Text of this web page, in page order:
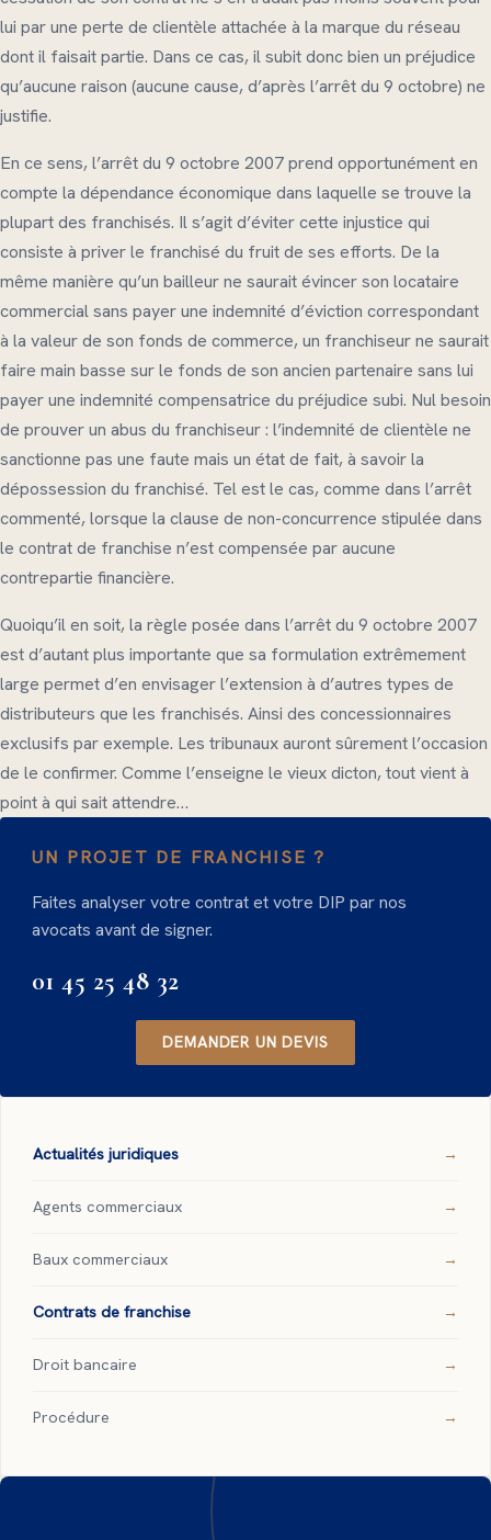
lui par une perte de clientèle attachée à la marque du réseau
dont il faisait partie. Dans ce cas, il subit donc bien un préjudice
qu’aucune raison (aucune cause, d’après l’arrêt du 9 octobre) ne
justifie.
En ce sens, l’arrêt du 9 octobre 2007 prend opportunément en
compte la dépendance économique dans laquelle se trouve la
plupart des franchisés. Il s’agit d’éviter cette injustice qui
consiste à priver le franchisé du fruit de ses efforts. De la
même manière qu’un bailleur ne saurait évincer son locataire
commercial sans payer une indemnité d’éviction correspondant
à la valeur de son fonds de commerce, un franchiseur ne saurait
faire main basse sur le fonds de son ancien partenaire sans lui
payer une indemnité compensatrice du préjudice subi. Nul besoin
de prouver un abus du franchiseur : l’indemnité de clientèle ne
sanctionne pas une faute mais un état de fait, à savoir la
dépossession du franchisé. Tel est le cas, comme dans l’arrêt
commenté, lorsque la clause de non-concurrence stipulée dans
le contrat de franchise n’est compensée par aucune
contrepartie financière.
Quoiqu’il en soit, la règle posée dans l’arrêt du 9 octobre 2007
est d’autant plus importante que sa formulation extrêmement
large permet d’en envisager l’extension à d’autres types de
distributeurs que les franchisés. Ainsi des concessionnaires
exclusifs par exemple. Les tribunaux auront sûrement l’occasion
de le confirmer. Comme l’enseigne le vieux dicton, tout vient à
point à qui sait attendre…
UN PROJET DE FRANCHISE ?
Faites analyser votre contrat et votre DIP par nos
avocats avant de signer.
01 45 25 48 32
DEMANDER UN DEVIS
Actualités juridiques
Agents commerciaux
Baux commerciaux
Contrats de franchise
Droit bancaire
Procédure